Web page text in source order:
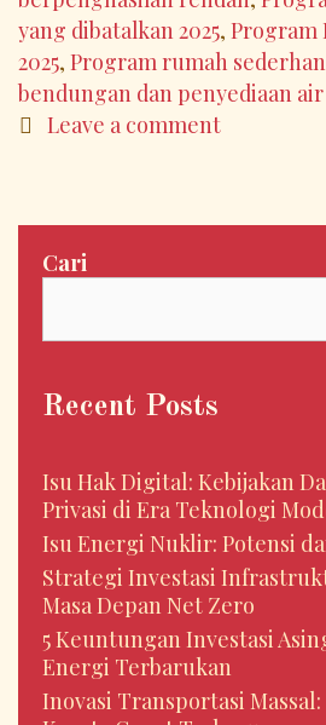
yang dibatalkan 2025, Program
2025, Program rumah
bendungan dan penyediaan air
Leave a comment
Cari
Recent Posts
Isu Hak Digital: Kebijakan
Privasi di Era Teknologi
Isu Energi Nuklir: Potensi
Strategi Investasi
Masa Depan Net Zero
5 Keuntungan Investasi
Energi Terbarukan
Inovasi Transportasi Massal: